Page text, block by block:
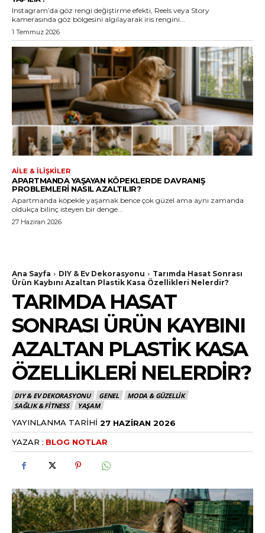
Instagram’da göz rengi değiştirme efekti, Reels veya Story
kamerasında göz bölgesini algılayarak iris rengini...
1 Temmuz 2026
AILE & İLIŞKILER
APARTMANDA YAŞAYAN KÖPEKLERDE DAVRANIŞ
PROBLEMLERI NASIL AZALTILIR?
Apartmanda köpekle yaşamak bence çok güzel ama aynı zamanda
oldukça bilinç isteyen bir denge...
27 Haziran 2026